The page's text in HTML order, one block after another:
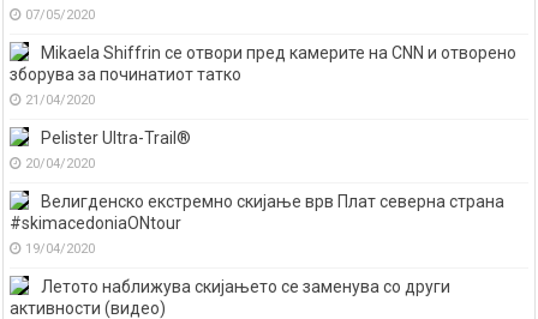
07/05/2020
Mikaela Shiffrin се отвори пред камерите на CNN и отворено
зборува за починатиот татко
21/04/2020
Pelister Ultra-Trail®
20/04/2020
Велигденско екстремно скијање врв Плат северна страна
#skimacedoniaONtour
19/04/2020
Летото наближува скијањето се заменува со други
активности (видео)